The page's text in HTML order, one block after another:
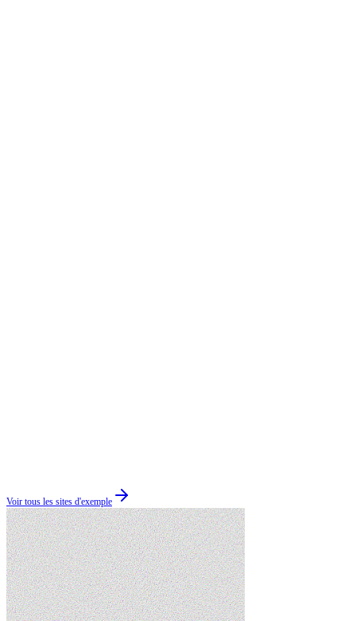
Voir tous les sites d'exemple